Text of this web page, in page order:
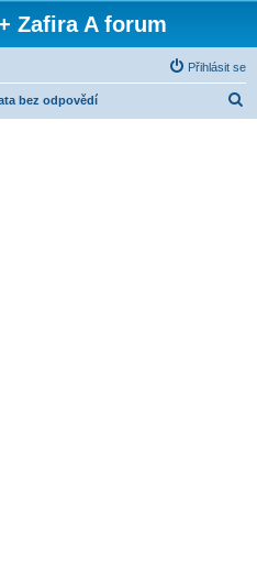
Zafira A forum
Přihlásit se
bez odpovědí